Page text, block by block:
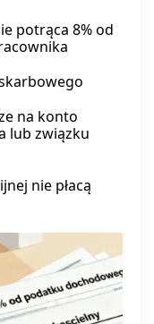
potrąca 8% od
na konto
lub związku
nie płacą